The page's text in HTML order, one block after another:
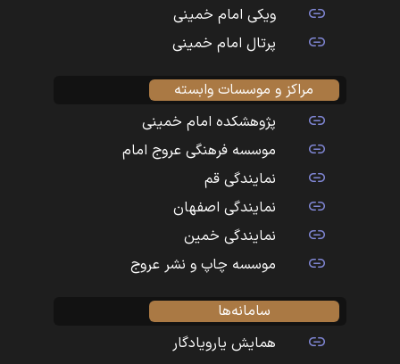
ویکی امام خمینی
پرتال امام خمینی
مراکز و موسسات وابسته
پژوهشکده امام خمینی
موسسه فرهنگی عروج امام
نمایندگی قم
نمایندگی اصفهان
نمایندگی خمین
موسسه چاپ و نشر عروج
سامانه‌ها
همایش یارویادگار